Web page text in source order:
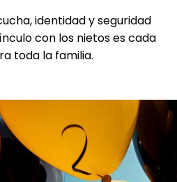
identidad y seguridad
con los nietos es cada
toda la familia.